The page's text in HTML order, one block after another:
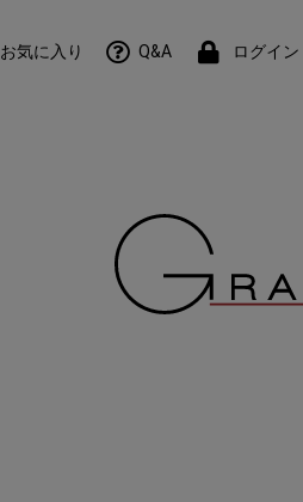
お気に入り Q&A ログイン